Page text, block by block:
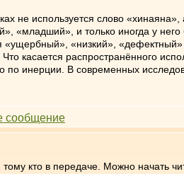
не используется слово
«младший», и только иногда у
«низкий»,
касается распространённого
инерции. В современных
кто в передаче. Можно начать